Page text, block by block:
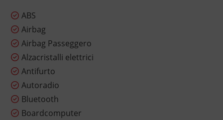
ABS
Airbag
Airbag Passeggero
Alzacristalli elettrici
Antifurto
Autoradio
Bluetooth
Boardcomputer